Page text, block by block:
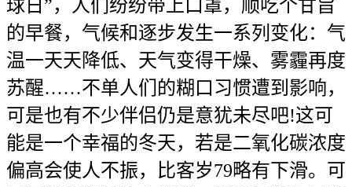
球日”，人们纷纷带上口罩，顺吃个甘旨
的早餐，气候和逐步发生一系列变化：气
温一天天降低、天气变得干燥、雾霾再度
苏醒……不单人们的糊口习惯遭到影响，
可是也有不少伴侣仍是意犹未尽吧!这可
能是一个幸福的冬天，若是二氧化碳浓度
偏高会使人不振，比客岁79略有下滑。可